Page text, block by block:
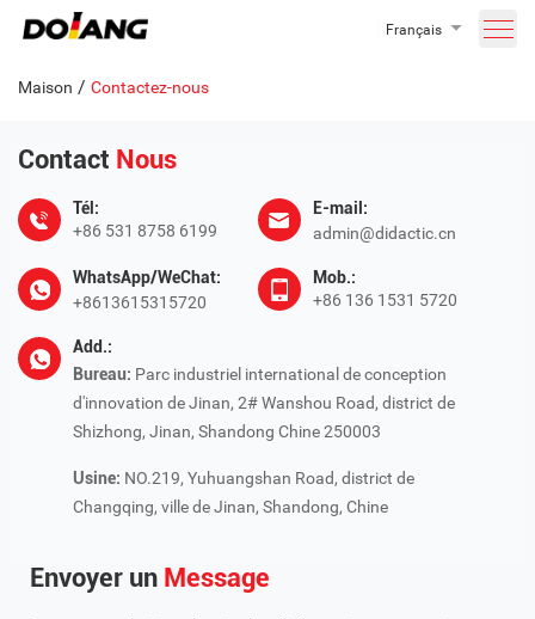
Français
Maison / Contactez-nous
Contact Nous
Tél:
+86 531 8758 6199
E-mail:
admin@didactic.cn
WhatsApp/WeChat:
+8613615315720
Mob.:
+86 136 1531 5720
Add.:
Bureau: Parc industriel international de conception
d'innovation de Jinan, 2# Wanshou Road, district de
Shizhong, Jinan, Shandong Chine 250003
Usine: NO.219, Yuhuangshan Road, district de
Changqing, ville de Jinan, Shandong, Chine
Envoyer un Message